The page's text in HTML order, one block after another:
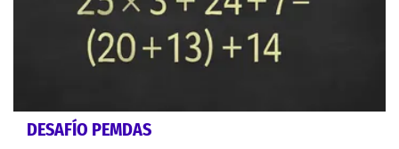
DESAFÍO PEMDAS